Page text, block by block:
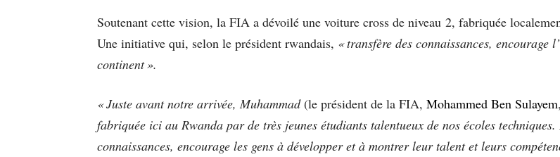
Soutenant cette vision, la FIA a dévoilé une voiture cross de niveau 2, fabriquée
Une initiative qui, selon le président rwandais, « transfère des connaissances, encourage
continent ».
« Juste avant notre arrivée, Muhammad(le président de la FIA, Mohammed Ben Sulayem
fabriquée ici au Rwanda par de très jeunes étudiants talentueux de nos écoles
connaissances, encourage les gens à développer et à montrer leur talent et leurs